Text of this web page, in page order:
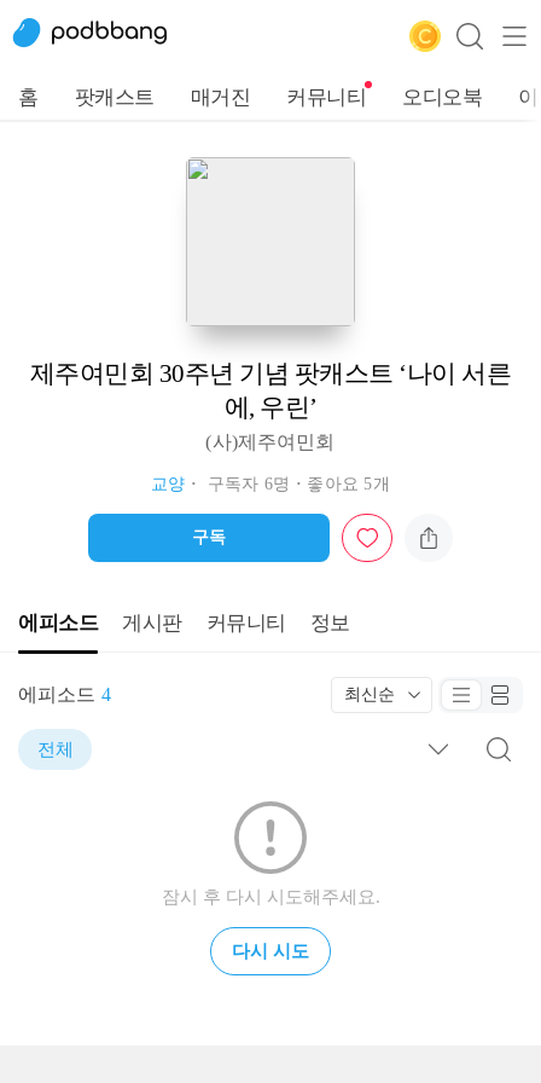
홈 팟캐스트 매거진 커뮤니티 오디오북
제주여민회 30주년 기념 팟캐스트 ‘나이 서른
에, 우린’
(사)제주여민회
교양 구독자 6명 좋아요 5개
구독
에피소드 게시판 커뮤니티 정보
에피소드 4 최신순
전체
잠시 후 다시 시도해주세요.
다시 시도